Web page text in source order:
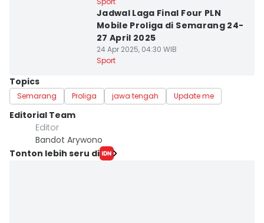
Jadwal Laga Final Four PLN
Mobile Proliga di Semarang 24-
27 April 2025
24 Apr 2025, 04:30 WIB
Sport
Topics
Semarang Proliga jawa tengah Update me
Editorial Team
Editor
Bandot Arywono
Tonton lebih seru di